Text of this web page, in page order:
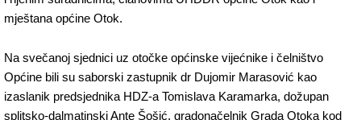
mještana općine Otok.
Na svečanoj sjednici uz otočke općinske vijećnike i čelništvo
Općine bili su saborski zastupnik dr Dujomir Marasović kao
izaslanik predsjednika HDZ-a Tomislava Karamarka, dožupan
splitsko-dalmatinski Ante Šošić, gradonačelnik Grada Otoka kod